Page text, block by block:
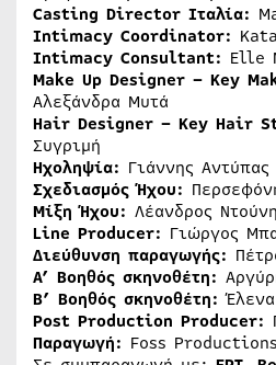
Casting Director Ιταλία:
Intimacy Coordinator:
Intimacy Consultant: Elle
Make Up Designer – Key
Αλεξάνδρα Μυτά
Hair Designer – Key Hair
Συγριμή
Ηχοληψία: Γιάννης Αντύπας
Σχεδιασμός Ήχου:
Μίξη Ήχου: Λέανδρος
Line Producer: Γιώργος
Διεύθυνση παραγωγής:
Α’ Βοηθός σκηνοθέτη:
Β’ Βοηθός σκηνοθέτη:
Post Production Producer:
Παραγωγή: Foss Productions